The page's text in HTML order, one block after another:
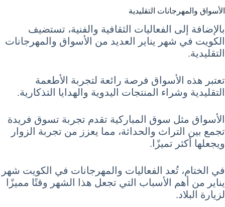
الأسواق والمهرجانات التقليدية
بالإضافة إلى الفعاليات الثقافية والفنية، تستضيف
الكويت في شهر يناير العديد من الأسواق والمهرجانات
التقليدية.
تعتبر هذه الأسواق فرصة رائعة لتجربة الأطعمة
التقليدية وشراء المنتجات اليدوية والهدايا التذكارية.
الأسواق مثل سوق المباركية تقدم تجربة تسوق فريدة
تجمع بين التراث والحداثة، مما يعزز من تجربة الزوار
ويجعلها أكثر تميزًا.
في الختام، تُعد الفعاليات والمهرجانات في الكويت شهر
يناير من أهم الأسباب التي تجعل هذا الشهر وقتًا مميزًا
لزيارة البلاد.